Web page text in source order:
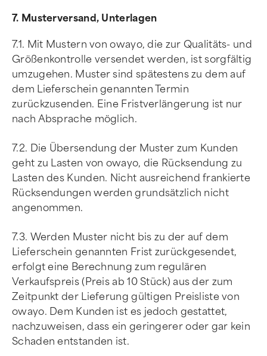
7. Musterversand, Unterlagen
7.1. Mit Mustern von owayo, die zur Qualitäts- und
Größenkontrolle versendet werden, ist sorgfältig
umzugehen. Muster sind spätestens zu dem auf
dem Lieferschein genannten Termin
zurückzusenden. Eine Fristverlängerung ist nur
nach Absprache möglich.
7.2. Die Übersendung der Muster zum Kunden
geht zu Lasten von owayo, die Rücksendung zu
Lasten des Kunden. Nicht ausreichend frankierte
Rücksendungen werden grundsätzlich nicht
angenommen.
7.3. Werden Muster nicht bis zu der auf dem
Lieferschein genannten Frist zurückgesendet,
erfolgt eine Berechnung zum regulären
Verkaufspreis (Preis ab 10 Stück) aus der zum
Zeitpunkt der Lieferung gültigen Preisliste von
owayo. Dem Kunden ist es jedoch gestattet,
nachzuweisen, dass ein geringerer oder gar kein
Schaden entstanden ist.